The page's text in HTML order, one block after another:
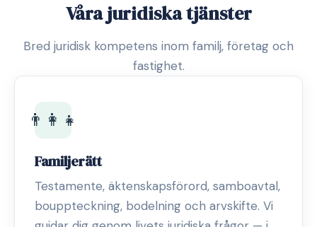
Våra juridiska tjänster
Bred juridisk kompetens inom familj, företag och
fastighet.
👨‍👩‍👧
Familjerätt
Testamente, äktenskapsförord, samboavtal,
bouppteckning, bodelning och arvskifte. Vi